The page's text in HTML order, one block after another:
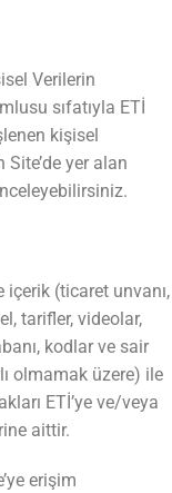
Verilerin
sıfatıyla ETİ
kişisel
yer alan
içerik (ticaret unvanı,
tarifler, videolar,
kodlar ve sair
olmamak üzere) ile
ETİ’ye ve/veya
aittir.
erişim